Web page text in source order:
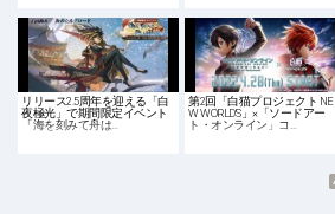
リリース2.5周年を迎える「白
夜極光」で期間限定イベント
「海を刻みて舟は…
第2回「白猫プロジェクト NE
W WORLD'S」×「ソードアー
ト・オンライン」コ…